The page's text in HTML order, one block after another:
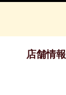
店舗情報